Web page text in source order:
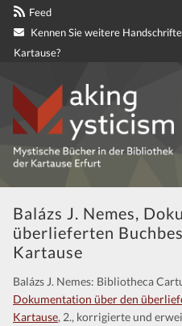
Feed
Kennen Sie weitere
Kartause?
Zur
Navigation
springen
Zum
Inhalt
springen
Balázs J. Nemes,
überlieferten
Kartause
Balázs J. Nemes: Bibliotheca
Dokumentation über den
Kartause, 2., korrigierte und